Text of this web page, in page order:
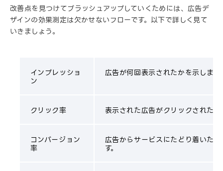
改善点を見つけてブラッシュアップしていくためには、広告デ
ザインの効果測定は欠かせないフローです。以下で詳しく見て
いきましょう。
インプレッショ
ン
広告が何回表示されたかを示します
クリック率 表示された広告がクリックされた
コンバージョン
率
広告からサービスにたどり着いた
す。